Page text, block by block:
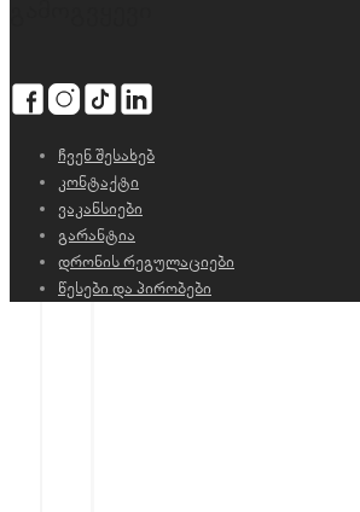
ჩვენ შესახებ
კონტაქტი
ვაკანსიები
გარანტია
დრონის რეგულაციები
წესები და პირობები